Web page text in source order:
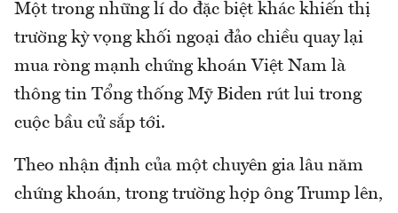
Một trong những lí do đặc biệt khác khiến thị
trường kỳ vọng khối ngoại đảo chiều quay lại
mua ròng mạnh chứng khoán Việt Nam là
thông tin Tổng thống Mỹ Biden rút lui trong
cuộc bầu cử sắp tới.
Theo nhận định của một chuyên gia lâu năm
chứng khoán, trong trường hợp ông Trump lên,